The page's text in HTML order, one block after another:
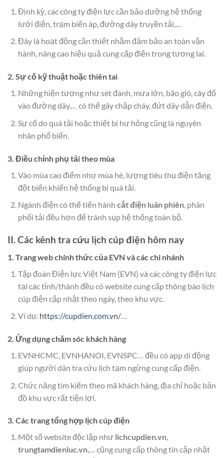
Định kỳ, các công ty điện lực cần bảo dưỡng hệ thống
lưới điện, trạm biến áp, đường dây truyền tải,…
Đây là hoạt động cần thiết nhằm đảm bảo an toàn vận
hành, nâng cao hiệu quả cung cấp điện trong tương lai.
2. Sự cố kỹ thuật hoặc thiên tai
Những hiện tượng như sét đánh, mưa lớn, bão gió, cây đổ
vào đường dây,… có thể gây chập cháy, đứt dây dẫn điện.
Sự cố do quá tải hoặc thiết bị hư hỏng cũng là nguyên
nhân phổ biến.
3. Điều chỉnh phụ tải theo mùa
Vào mùa cao điểm như mùa hè, lượng tiêu thụ điện tăng
đột biến khiến hệ thống bị quá tải.
Ngành điện có thể tiến hành cắt điện luân phiên, phân
phối tải đều hơn để tránh sụp hệ thống toàn bộ.
II. Các kênh tra cứu lịch cúp điện hôm nay
1. Trang web chính thức của EVN và các chi nhánh
Tập đoàn Điện lực Việt Nam (EVN) và các công ty điện lực
tại các tỉnh/thành đều có website cung cấp thông báo lịch
cúp điện cập nhật theo ngày, theo khu vực.
Ví dụ: https://cupdien.com.vn/…
2. Ứng dụng chăm sóc khách hàng
EVNHCMC, EVNHANOI, EVNSPC… đều có app di động
giúp người dân tra cứu lịch tạm ngừng cung cấp điện.
Chức năng tìm kiếm theo mã khách hàng, địa chỉ hoặc bản
đồ khu vực rất tiện lợi.
3. Các trang tổng hợp lịch cúp điện
Một số website độc lập như lichcupdien.vn,
trungtamdienluc.vn,… cũng cung cấp thông tin cập nhật